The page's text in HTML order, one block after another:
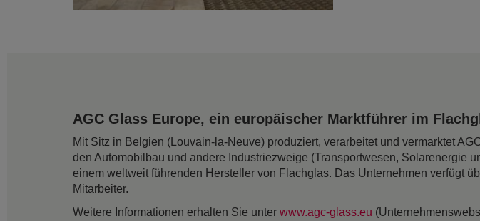
AGC Glass Europe, ein europäischer Marktführer im
Mit Sitz in Belgien (Louvain-la-Neuve) produziert, verarbeitet und vermarktet
den Automobilbau und andere Industriezweige (Transportwesen, Solarenergie
einem weltweit führenden Hersteller von Flachglas. Das Unternehmen verfügt
Mitarbeiter.
Weitere Informationen erhalten Sie unter www.agc-glass.eu